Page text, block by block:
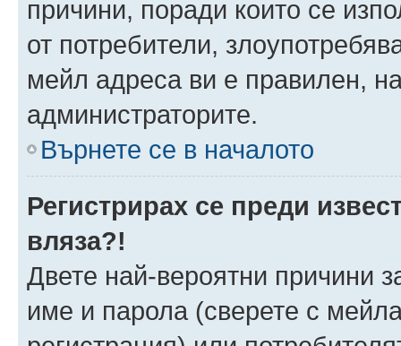
причини, поради които се
от потребители,
мейл адреса ви е правилен,
администраторите.
Върнете се в началото
Регистрирах се преди
вляза?!
Двете най-вероятни причини
име и парола (сверете с